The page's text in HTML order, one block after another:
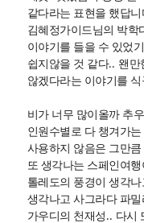
같다라는 표현을 했답니
김혜정가이드님의 박학
이야기를 들을 수 있었
쉽지않을 것 같다.. 왠만
않겠다라는 이야기를
비가 너무 많이올까 추
인원수별로 다 챙겨가
사용하지 않음은 그만
또 생각나는 스페인여
톨레도의 풍경이 생각
생각나고 사그라다 파
가우디의 천재성 .. 다시